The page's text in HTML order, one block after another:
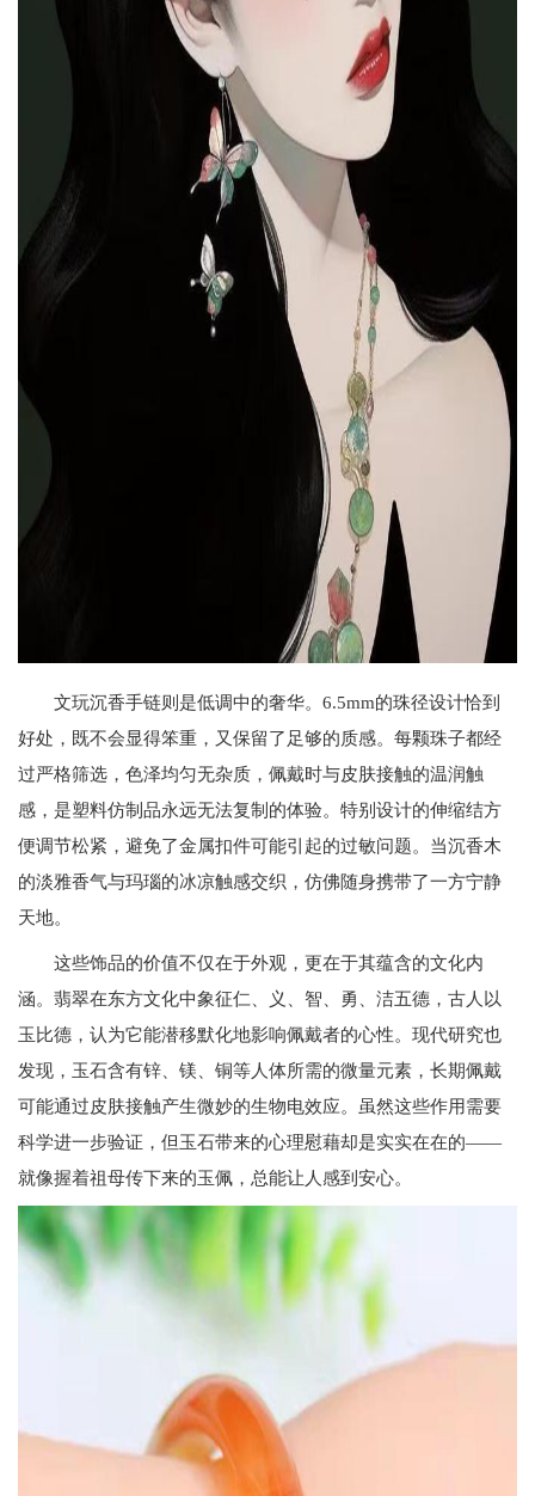
文玩沉香手链则是低调中的奢华。6.5mm的珠径设计恰到
好处，既不会显得笨重，又保留了足够的质感。每颗珠子都经
过严格筛选，色泽均匀无杂质，佩戴时与皮肤接触的温润触
感，是塑料仿制品永远无法复制的体验。特别设计的伸缩结方
便调节松紧，避免了金属扣件可能引起的过敏问题。当沉香木
的淡雅香气与玛瑙的冰凉触感交织，仿佛随身携带了一方宁静
天地。
这些饰品的价值不仅在于外观，更在于其蕴含的文化内
涵。翡翠在东方文化中象征仁、义、智、勇、洁五德，古人以
玉比德，认为它能潜移默化地影响佩戴者的心性。现代研究也
发现，玉石含有锌、镁、铜等人体所需的微量元素，长期佩戴
可能通过皮肤接触产生微妙的生物电效应。虽然这些作用需要
科学进一步验证，但玉石带来的心理慰藉却是实实在在的——
就像握着祖母传下来的玉佩，总能让人感到安心。